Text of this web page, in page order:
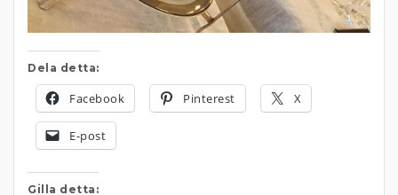
Dela detta:
Facebook Pinterest X
E-post
Gilla detta: